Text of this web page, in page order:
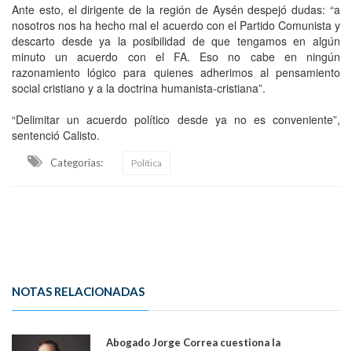
Ante esto, el dirigente de la región de Aysén despejó dudas: “a
nosotros nos ha hecho mal el acuerdo con el Partido Comunista y
descarto desde ya la posibilidad de que tengamos en algún
minuto un acuerdo con el FA. Eso no cabe en ningún
razonamiento lógico para quienes adherimos al pensamiento
social cristiano y a la doctrina humanista-cristiana”.
“Delimitar un acuerdo político desde ya no es conveniente”,
sentenció Calisto.
Categorias: Política
NOTAS RELACIONADAS
Abogado Jorge Correa cuestiona la